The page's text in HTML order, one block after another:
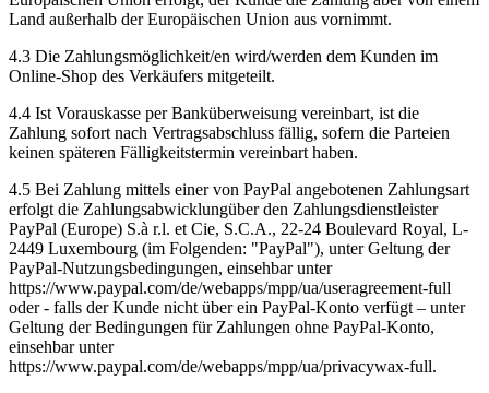
Land außerhalb der Europäischen Union aus vornimmt.
4.3 Die Zahlungsmöglichkeit/en wird/werden dem Kunden im
Online-Shop des Verkäufers mitgeteilt.
4.4 Ist Vorauskasse per Banküberweisung vereinbart, ist die
Zahlung sofort nach Vertragsabschluss fällig, sofern die Parteien
keinen späteren Fälligkeitstermin vereinbart haben.
4.5 Bei Zahlung mittels einer von PayPal angebotenen Zahlungsart
erfolgt die Zahlungsabwicklungüber den Zahlungsdienstleister
PayPal (Europe) S.à r.l. et Cie, S.C.A., 22-24 Boulevard Royal, L-
2449 Luxembourg (im Folgenden: "PayPal"), unter Geltung der
PayPal-Nutzungsbedingungen, einsehbar unter
https://www.paypal.com/de/webapps/mpp/ua/useragreement-full
oder - falls der Kunde nicht über ein PayPal-Konto verfügt – unter
Geltung der Bedingungen für Zahlungen ohne PayPal-Konto,
einsehbar unter
https://www.paypal.com/de/webapps/mpp/ua/privacywax-full.